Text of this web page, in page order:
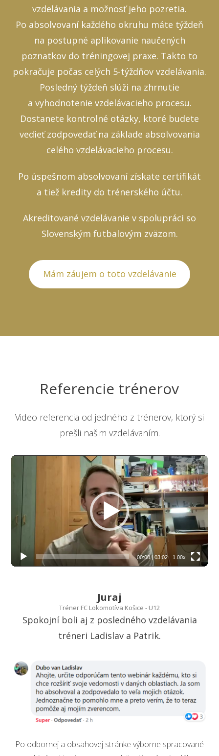
vzdelávania a možnosť jeho pozretia.
Po absolvovaní každého okruhu máte týždeň
na postupné aplikovanie naučených
poznatkov do tréningovej praxe. Takto to
pokračuje počas celých 5-týždňov vzdelávania.
Posledný týždeň slúži na zhrnutie
a vyhodnotenie vzdelávacieho procesu.
Dostanete kontrolné otázky, ktoré budete
vedieť zodpovedať na základe absolvovania
celého vzdelávacieho procesu.
Po úspešnom absolvovaní získate certifikát
a tiež kredity do trénerského účtu.
Akreditované vzdelávanie v spolupráci so
Slovenským futbalovým zväzom.
Mám záujem o toto vzdelávanie
Referencie trénerov
Video referencia od jedného z trénerov, ktorý si
prešli našim vzdelávaním.
Video
prehrávač
00:00|03:02 1.00x
Juraj
Tréner FC Lokomotíva Košice - U12
Spokojní boli aj z posledného vzdelávania
tréneri Ladislav a Patrik.
Po odbornej a obsahovej stránke výborne spracované